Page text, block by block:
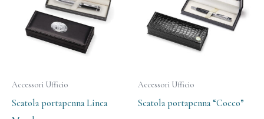
Accessori Ufficio
Scatola portapenna Linea
Accessori Ufficio
Scatola portapenna “Cocco”